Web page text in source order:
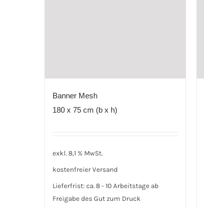
Banner Mesh
180 x 75 cm (b x h)
exkl. 8,1 % MwSt.
kostenfreier Versand
Lieferfrist: ca. 8 - 10 Arbeitstage ab
Freigabe des Gut zum Druck